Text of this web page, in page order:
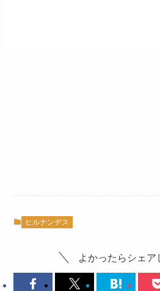
ヒルナンデス
よかったらシェア